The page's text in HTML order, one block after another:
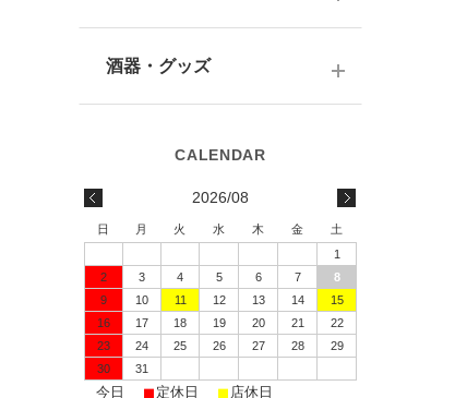
九州の日本酒
日本酒-720ml・500ml
日本酒-300ml・360ml
日本酒-180ml
テキーラ
酒器・グッズ
蔵元エコバッグ
2026/08
日 月 火 水 木 金
土
1
2
3 4 5 6 7
8
9
10 11 12 13 14
15
16
17 18 19 20 21
22
23
24 25 26 27 28
29
30
31
今日 ■ 定休日 ■ 店休日